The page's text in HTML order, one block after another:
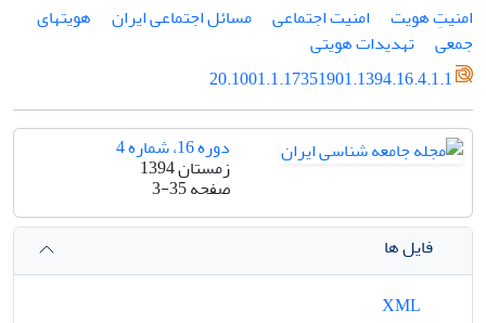
امنیتِ هویت
امنیت اجتماعی مسائل اجتماعی ایران
هویتهای
جمعی
تهدیدات هویتی
20.1001.1.17351901.1394.16.4.1.1
دوره 16، شماره 4
زمستان 1394
صفحه3-35
فایل ها